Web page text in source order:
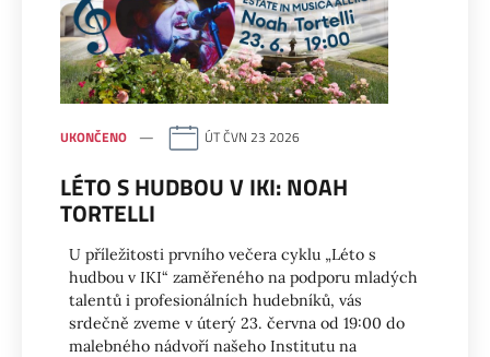
UKONČENO ÚT ČVN 23 2026
LÉTO S HUDBOU V IKI: NOAH
TORTELLI
U příležitosti prvního večera cyklu „Léto s
hudbou v IKI“ zaměřeného na podporu mladých
talentů i profesionálních hudebníků, vás
srdečně zveme v úterý 23. června od 19:00 do
malebného nádvoří našeho Institutu na